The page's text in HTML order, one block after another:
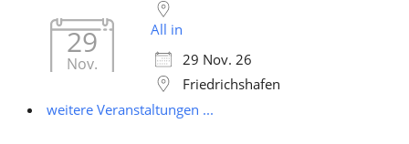
29
Nov.
All in
29 Nov. 26
Friedrichshafen
weitere Veranstaltungen ...